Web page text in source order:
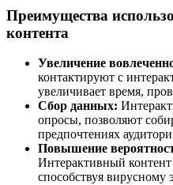
Преимущества
контента
Увеличение
контактируют с
увеличивает время,
Сбор данных:
опросы, позволяют
предпочтениях
Повышение
Интерактивный контент
способствуя вирусному